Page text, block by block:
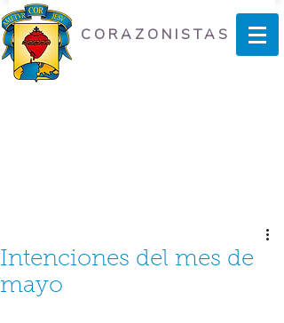
CORAZONISTAS
Intenciones del mes de
mayo